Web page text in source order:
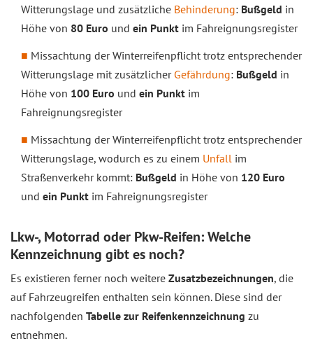
Witterungslage und zusätzliche Behinderung: Bußgeld in
Höhe von 80 Euro und ein Punkt im Fahreignungsregister
Missachtung der Winterreifenpflicht trotz entsprechender
Witterungslage mit zusätzlicher Gefährdung: Bußgeld in
Höhe von 100 Euro und ein Punkt im
Fahreignungsregister
Missachtung der Winterreifenpflicht trotz entsprechender
Witterungslage, wodurch es zu einem Unfall im
Straßenverkehr kommt: Bußgeld in Höhe von 120 Euro
und ein Punkt im Fahreignungsregister
Lkw-, Motorrad oder Pkw-Reifen: Welche
Kennzeichnung gibt es noch?
Es existieren ferner noch weitere Zusatzbezeichnungen, die
auf Fahrzeugreifen enthalten sein können. Diese sind der
nachfolgenden Tabelle zur Reifenkennzeichnung zu
entnehmen.